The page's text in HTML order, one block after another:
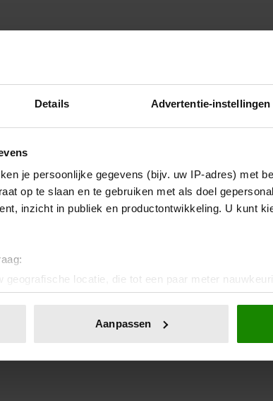
Details Advertentie-instellingen
je persoonlijke gegevens (bijv. uw IP-adres) met
op te slaan en te gebruiken met als doel
inzicht in publiek en productontwikkeling. U kunt
geografische locatie, die tot een paar meter
actief te scannen op specifieke eigenschappen
of intrekken in de Cookieverklaring.
advertenties te personaliseren, om functies voor
delen we informatie over uw gebruik van onze site
Aanpassen